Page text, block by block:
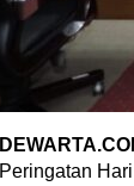
Peringatan